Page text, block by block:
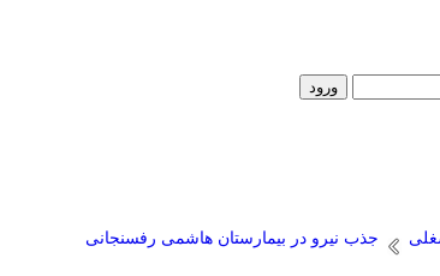
جذب نیرو در بیمارستان هاشمی رفسنجانی